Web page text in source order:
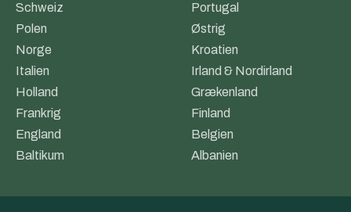
Schweiz
Portugal
Polen
Østrig
Norge
Kroatien
Italien
Irland & Nordirland
Holland
Grækenland
Frankrig
Finland
England
Belgien
Baltikum
Albanien